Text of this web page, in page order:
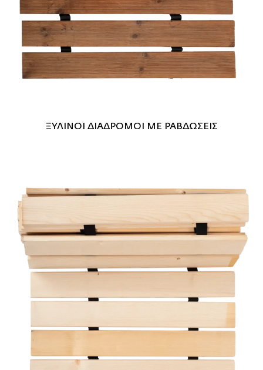
ΞΥΛΙΝΟΙ ΔΙΑΔΡΟΜΟΙ ΜΕ ΡΑΒΔΩΣΕΙΣ